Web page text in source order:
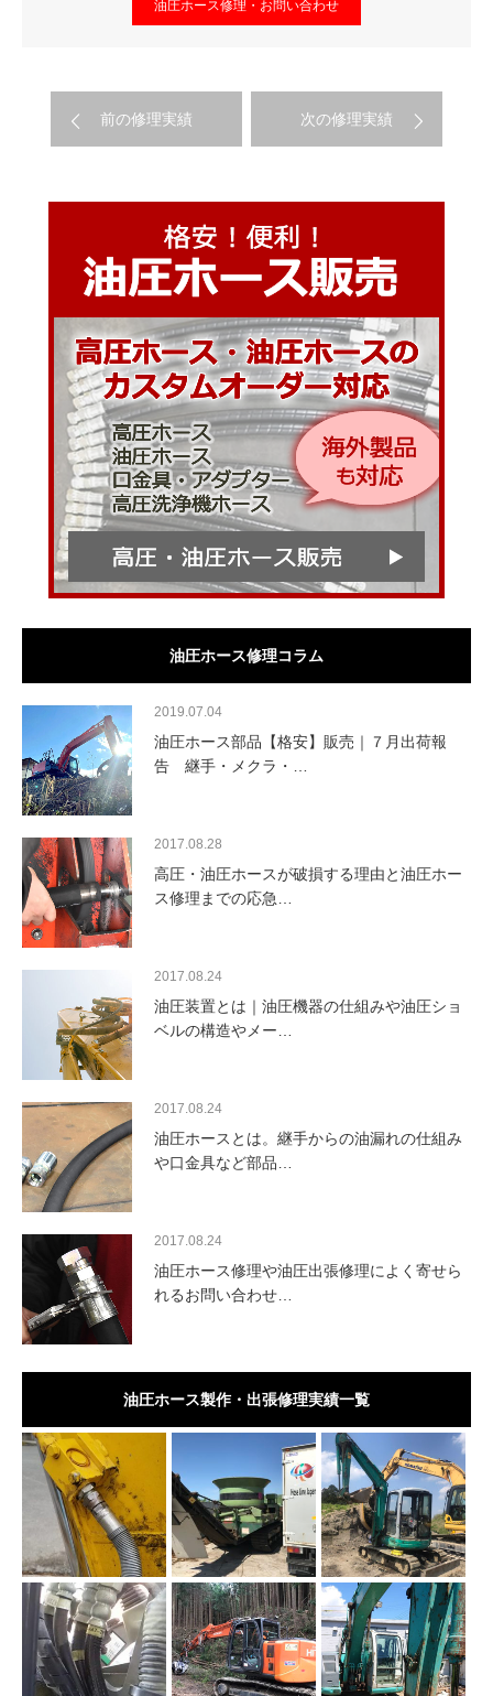
油圧ホース修理・お問い合わせ
前の修理実績 次の修理実績
油圧ホース修理コラム
2019.07.04
油圧ホース部品【格安】販売｜７月出荷報
告 継手・メクラ・…
2017.08.28
高圧・油圧ホースが破損する理由と油圧ホー
ス修理までの応急…
2017.08.24
油圧装置とは｜油圧機器の仕組みや油圧ショ
ベルの構造やメー…
2017.08.24
油圧ホースとは。継手からの油漏れの仕組み
や口金具など部品…
2017.08.24
油圧ホース修理や油圧出張修理によく寄せら
れるお問い合わせ…
油圧ホース製作・出張修理実績一覧